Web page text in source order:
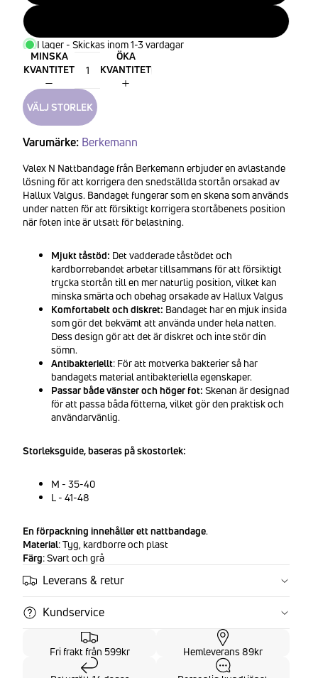
I lager - Skickas inom 1-3 vardagar
MINSKA
KVANTITET
ÖKA
KVANTITET
VÄLJ STORLEK
Varumärke: Berkemann
Valex N Nattbandage från Berkemann erbjuder en avlastande
lösning för att korrigera den snedställda stortån orsakad av
Hallux Valgus. Bandaget fungerar som en skena som används
under natten för att försiktigt korrigera stortåbenets position
när foten inte är utsatt för belastning.
Mjukt tåstöd: Det vadderade tåstödet och
kardborrebandet arbetar tillsammans för att försiktigt
trycka stortån till en mer naturlig position, vilket kan
minska smärta och obehag orsakade av Hallux Valgus
Komfortabelt och diskret: Bandaget har en mjuk insida
som gör det bekvämt att använda under hela natten.
Dess design gör att det är diskret och inte stör din
sömn.
Antibakteriellt: För att motverka bakterier så har
bandagets material antibakteriella egenskaper.
Passar både vänster och höger fot: Skenan är designad
för att passa båda fötterna, vilket gör den praktisk och
användarvänlig.
Storleksguide, baseras på skostorlek:
M - 35-40
L - 41-48
En förpackning innehåller ett nattbandage.
Material: Tyg, kardborre och plast
Färg: Svart och grå
Leverans & retur
Kundservice
Fri frakt från 599kr Hemleverans 89kr